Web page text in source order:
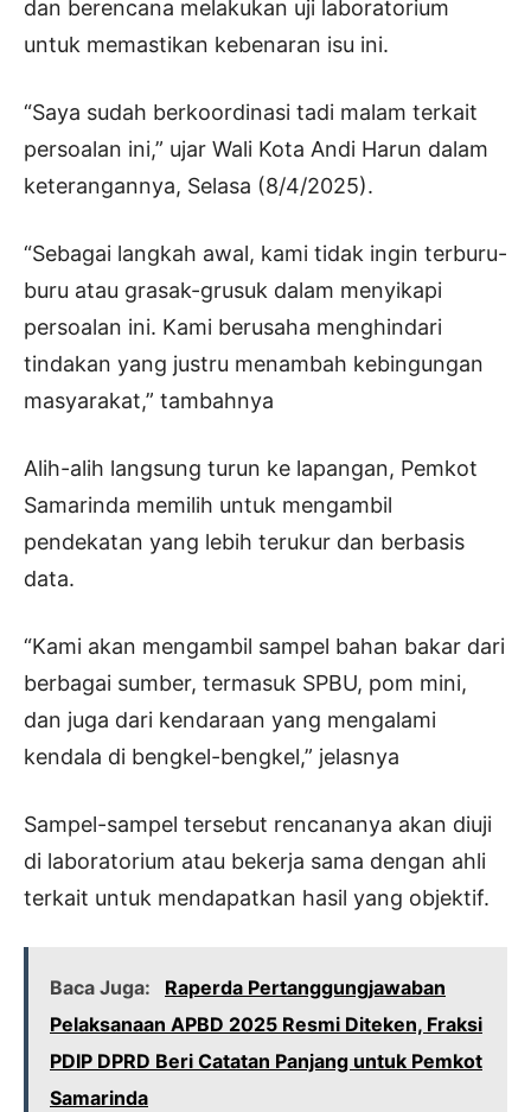
dan berencana melakukan uji laboratorium
untuk memastikan kebenaran isu ini.
“Saya sudah berkoordinasi tadi malam terkait
persoalan ini,” ujar Wali Kota Andi Harun dalam
keterangannya, Selasa (8/4/2025).
“Sebagai langkah awal, kami tidak ingin terburu-
buru atau grasak-grusuk dalam menyikapi
persoalan ini. Kami berusaha menghindari
tindakan yang justru menambah kebingungan
masyarakat,” tambahnya
Alih-alih langsung turun ke lapangan, Pemkot
Samarinda memilih untuk mengambil
pendekatan yang lebih terukur dan berbasis
data.
“Kami akan mengambil sampel bahan bakar dari
berbagai sumber, termasuk SPBU, pom mini,
dan juga dari kendaraan yang mengalami
kendala di bengkel-bengkel,” jelasnya
Sampel-sampel tersebut rencananya akan diuji
di laboratorium atau bekerja sama dengan ahli
terkait untuk mendapatkan hasil yang objektif.
Baca Juga:
Raperda Pertanggungjawaban
Pelaksanaan APBD 2025 Resmi Diteken, Fraksi
PDIP DPRD Beri Catatan Panjang untuk Pemkot
Samarinda